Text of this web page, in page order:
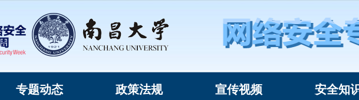
专题动态 政策法规 宣传视频 安全知